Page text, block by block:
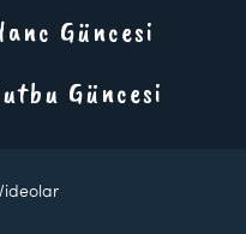
Güncesi
Güncesi